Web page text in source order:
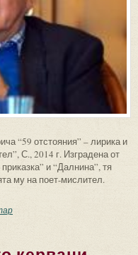
“59 отстояния” – лирика и
С., 2014 г. Изградена от
и “Далнина”, тя
му на поет-мислител.
бурен и разхвърлям